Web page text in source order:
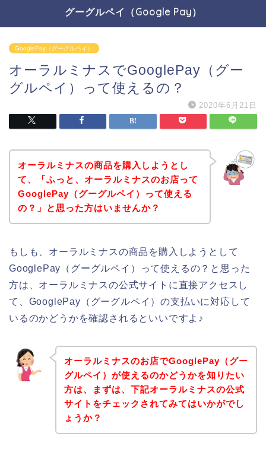
グーグルペイ（Google Pay）
GooglePay（グーグルペイ）
オーラルミナスでGooglePay（グー
グルペイ）って使えるの？
2020年6月21日
オーラルミナスの商品を購入しようとし
て、「ふっと、オーラルミナスのお店って
GooglePay（グーグルペイ）って使える
の？」と思った方はいませんか？
もしも、オーラルミナスの商品を購入しようとして
GooglePay（グーグルペイ）って使えるの？と思った
方は、オーラルミナスの公式サイトに直接アクセスし
て、GooglePay（グーグルペイ）の支払いに対応して
いるのかどうかを確認されるといいですよ♪
オーラルミナスのお店でGooglePay（グー
グルペイ）が使えるのかどうかを知りたい
方は、まずは、下記オーラルミナスの公式
サイトをチェックされてみてはいかがでし
ょうか？